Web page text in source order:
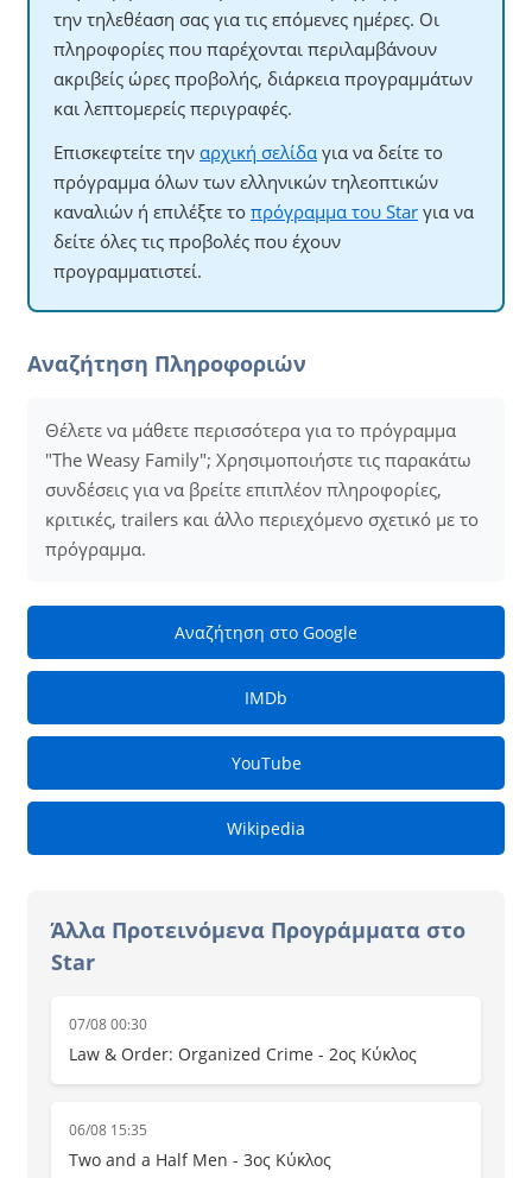
την τηλεθέαση σας για τις επόμενες ημέρες. Οι
πληροφορίες που παρέχονται περιλαμβάνουν
ακριβείς ώρες προβολής, διάρκεια προγραμμάτων
και λεπτομερείς περιγραφές.
Επισκεφτείτε την αρχική σελίδα για να δείτε το
πρόγραμμα όλων των ελληνικών τηλεοπτικών
καναλιών ή επιλέξτε το πρόγραμμα του Star για να
δείτε όλες τις προβολές που έχουν
προγραμματιστεί.
Αναζήτηση Πληροφοριών
Θέλετε να μάθετε περισσότερα για το πρόγραμμα
"The Weasy Family"; Χρησιμοποιήστε τις παρακάτω
συνδέσεις για να βρείτε επιπλέον πληροφορίες,
κριτικές, trailers και άλλο περιεχόμενο σχετικό με το
πρόγραμμα.
Αναζήτηση στο Google
IMDb
YouTube
Wikipedia
Άλλα Προτεινόμενα Προγράμματα στο
Star
07/08 00:30
Law & Order: Organized Crime - 2ος Κύκλος
06/08 15:35
Two and a Half Men - 3ος Κύκλος